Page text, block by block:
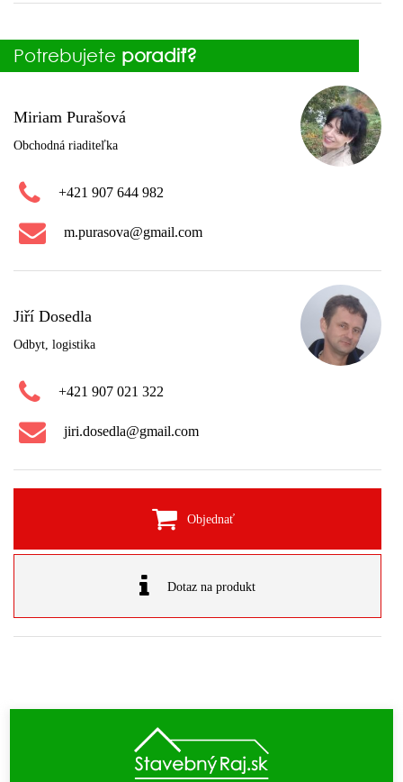
Potrebujete poradiť?
Miriam Purašová
Obchodná riaditeľka
+421 907 644 982
m.purasova@gmail.com
Jiří Dosedla
Odbyt, logistika
+421 907 021 322
jiri.dosedla@gmail.com
Objednať
Dotaz na produkt